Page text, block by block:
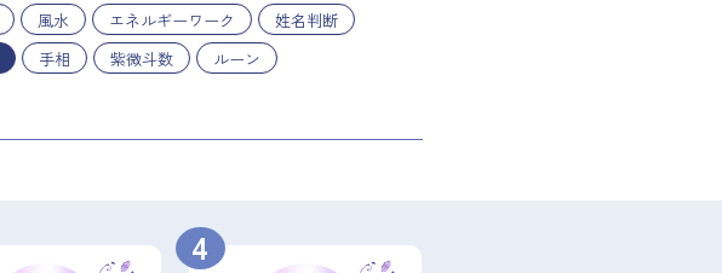
風水 エネルギーワーク
姓名判断
手相 紫微斗数
ルーン
4